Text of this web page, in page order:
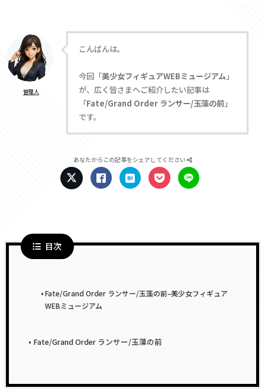
管理人
こんばんは。
今回「美少女フィギュアWEBミュージアム 」
が、広く皆さまへご紹介したい記事は
「Fate/Grand Order ランサー/玉藻の前 」
です。
あなたからこの記事をシェアしてください
目次
Fate/Grand Order ランサー/玉藻の前–美少女フィギュア
WEBミュージアム
Fate/Grand Order ランサー/玉藻の前